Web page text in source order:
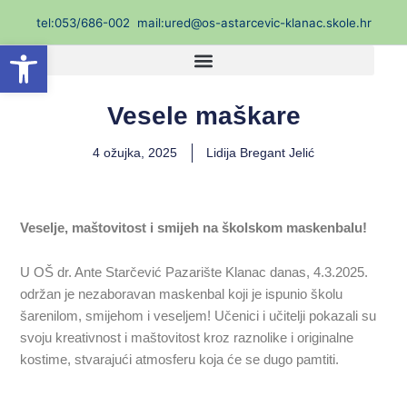
Open toolbar
content
tel:053/686-002 mail:ured@os-astarcevic-klanac.skole.hr
Vesele maškare
4 ožujka, 2025 Lidija Bregant Jelić
Veselje, maštovitost i smijeh na školskom maskenbalu!
U OŠ dr. Ante Starčević Pazarište Klanac danas, 4.3.2025.
održan je nezaboravan maskenbal koji je ispunio školu
šarenilom, smijehom i veseljem! Učenici i učitelji pokazali su
svoju kreativnost i maštovitost kroz raznolike i originalne
kostime, stvarajući atmosferu koja će se dugo pamtiti.